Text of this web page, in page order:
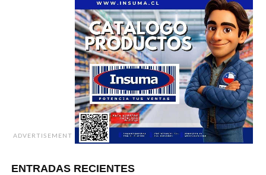
ADVERTISEMENT
ENTRADAS RECIENTES